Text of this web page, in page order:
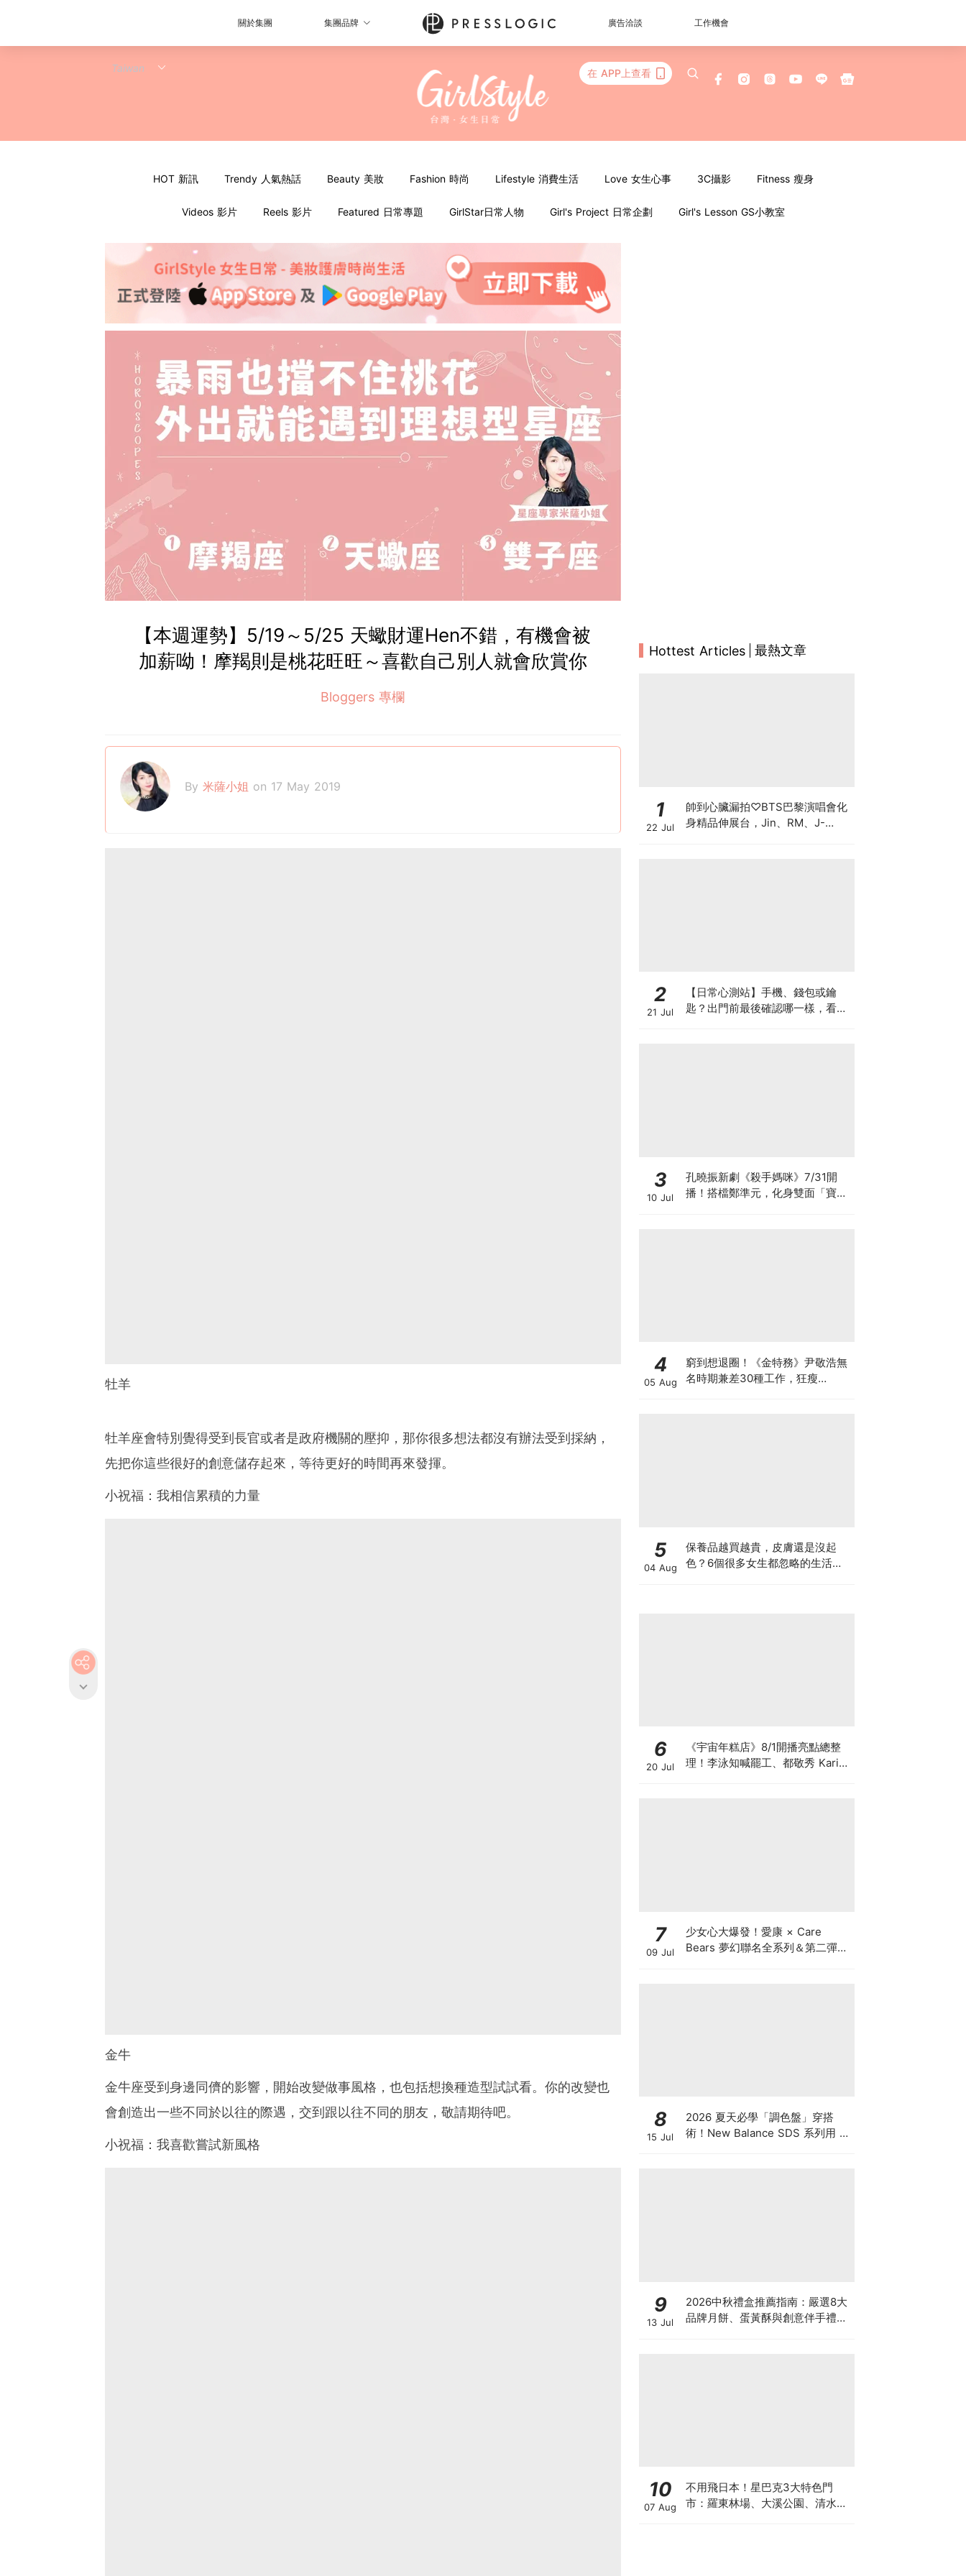
關於集團 集團品牌 廣告洽談 工作機會
在 APP上查看
HOT 新訊 Trendy 人氣熱話 Beauty 美妝 Fashion 時尚 Lifestyle 消費生活 Love 女生心事 3C攝影 Fitness 瘦身
Videos 影片 Reels 影片 Featured 日常專題 GirlStar日常人物 Girl's Project 日常企劃 Girl's Lesson GS小教室
【本週運勢】5/19～5/25 天蠍財運Hen不錯，有機會被
加薪呦！摩羯則是桃花旺旺～喜歡自己別人就會欣賞你
Bloggers 專欄
By 米薩小姐 on 17 May 2019
牡羊
牡羊座會特別覺得受到長官或者是政府機關的壓抑，那你很多想法都沒有辦法受到採納，
先把你這些很好的創意儲存起來，等待更好的時間再來發揮。
小祝福：我相信累積的力量
金牛
金牛座受到身邊同儕的影響，開始改變做事風格，也包括想換種造型試試看。你的改變也
會創造出一些不同於以往的際遇，交到跟以往不同的朋友，敬請期待吧。
小祝福：我喜歡嘗試新風格
Hottest Articles 最熱文章
1
22 Jul
帥到心臟漏拍♡BTS巴黎演唱會化
身精品伸展台，Jin、RM、J-
2
21 Jul
【日常心測站】手機、錢包或鑰
匙？出門前最後確認哪一樣，看你
3
10 Jul
孔曉振新劇《殺手媽咪》7/31開
播！搭檔鄭準元，化身雙面「寶媽
4
05 Aug
窮到想退圈！《金特務》尹敬浩無
名時期兼差30種工作，狂瘦
5
04 Aug
保養品越買越貴，皮膚還是沒起
色？6個很多女生都忽略的生活小
6
20 Jul
《宇宙年糕店》8/1開播亮點總整
理！李泳知喊罷工、都敬秀 Karina
7
09 Jul
少女心大爆發！愛康 × Care
Bears 夢幻聯名全系列＆第二彈萌
8
15 Jul
2026 夏天必學「調色盤」穿搭
術！New Balance SDS 系列用 3
9
13 Jul
2026中秋禮盒推薦指南：嚴選8大
品牌月餅、蛋黃酥與創意伴手禮懶
10
07 Aug
不用飛日本！星巴克3大特色門
市：羅東林場、大溪公園、清水中